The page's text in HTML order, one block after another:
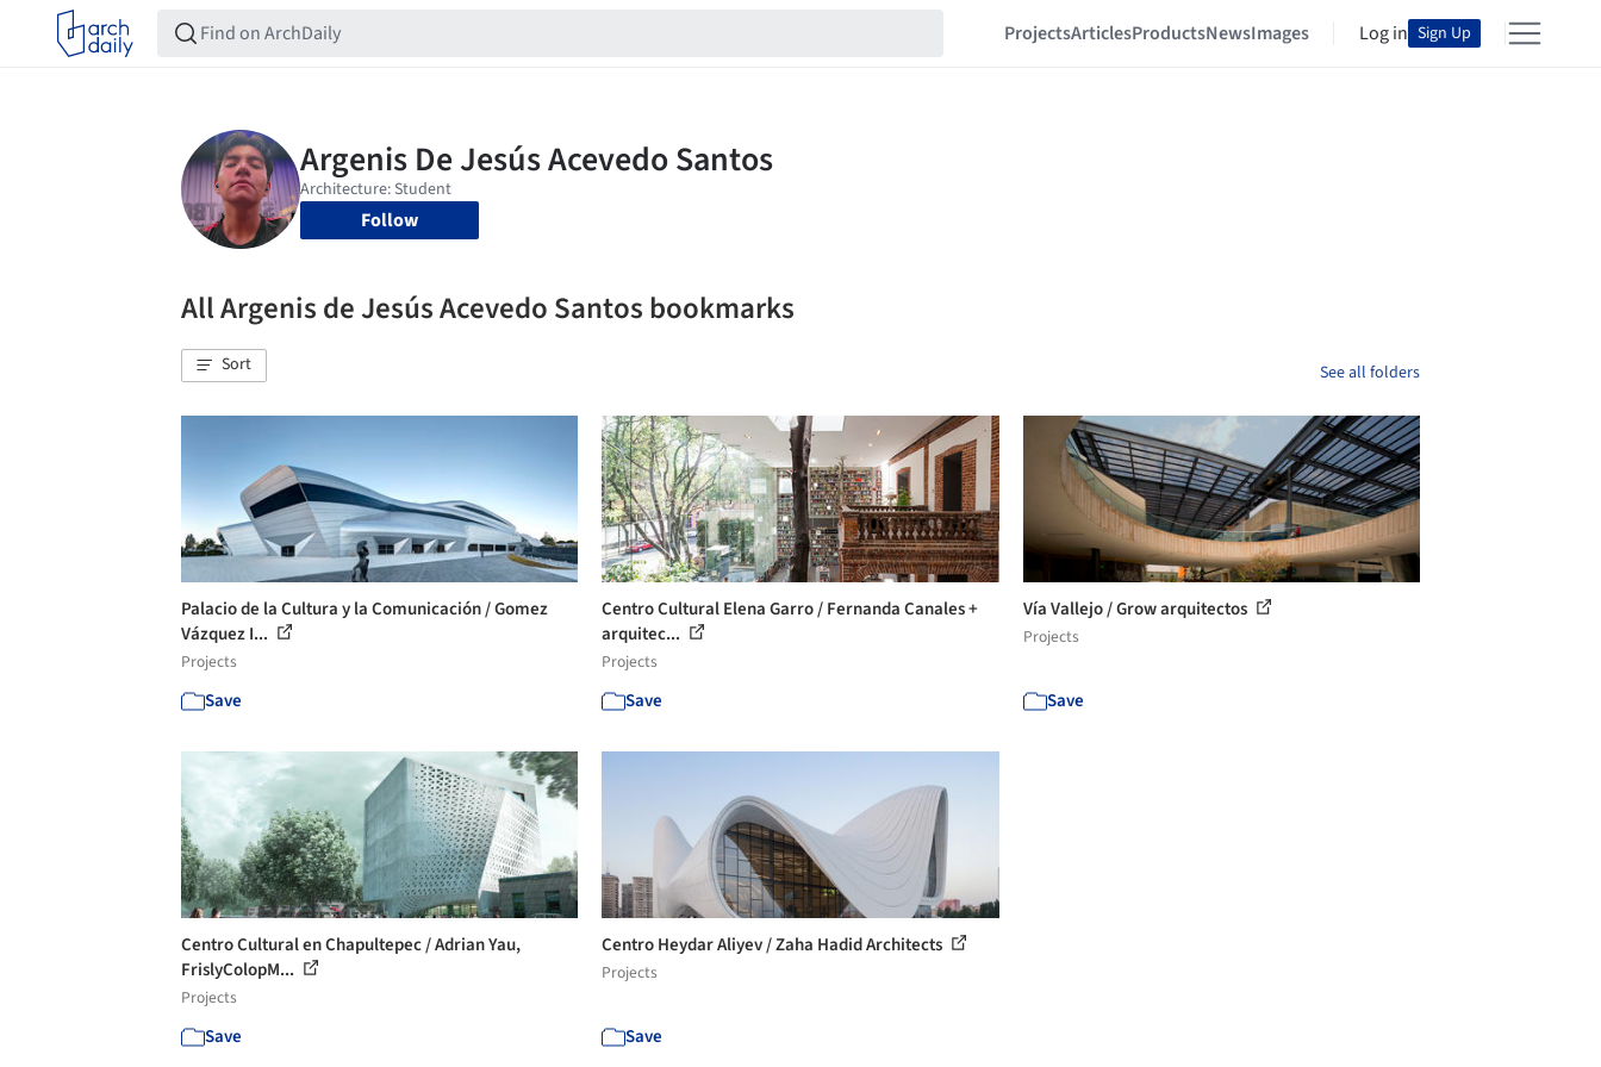
ProjectsArticlesProductsNewsImages Log in Sign Up
Follow
All Argenis de Jesús Acevedo Santos bookmarks
Sort See all folders
Palacio de la Cultura y la Comunicación / Gomez
Vázquez I...
Projects
Save
Centro Cultural Elena Garro / Fernanda Canales +
arquitec...
Projects
Save
Vía Vallejo / Grow arquitectos
Projects
Save
Centro Cultural en Chapultepec / Adrian Yau,
FrislyColopM...
Projects
Save
Centro Heydar Aliyev / Zaha Hadid Architects
Projects
Save